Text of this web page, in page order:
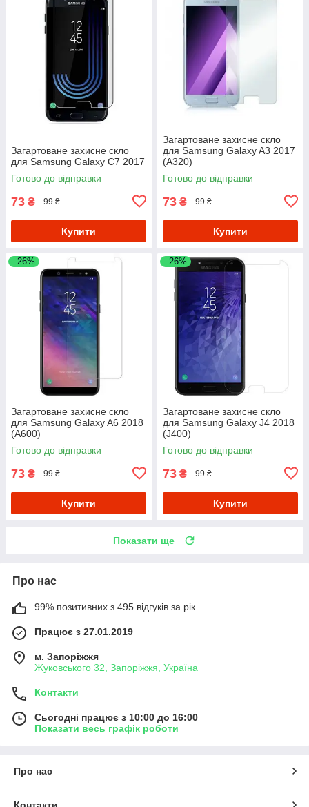
Загартоване захисне скло
для Samsung Galaxy C7 2017
Готово до відправки
73 ₴ 99 ₴
Купити
Загартоване захисне скло
для Samsung Galaxy A3 2017
(A320)
Готово до відправки
73 ₴ 99 ₴
Купити
–26%
Загартоване захисне скло
для Samsung Galaxy A6 2018
(A600)
Готово до відправки
73 ₴ 99 ₴
Купити
–26%
Загартоване захисне скло
для Samsung Galaxy J4 2018
(J400)
Готово до відправки
73 ₴ 99 ₴
Купити
Показати ще
Про нас
99% позитивних з 495 відгуків за рік
Працює з 27.01.2019
м. Запоріжжя
Жуковського 32, Запоріжжя, Україна
Контакти
Сьогодні працює з 10:00 до 16:00
Показати весь графік роботи
Про нас